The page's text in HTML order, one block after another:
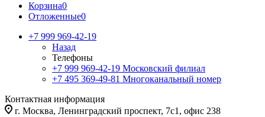
Корзина0
Отложенные0
+7 999 969-42-19
Назад
Телефоны
+7 999 969-42-19 Московский филиал
+7 495 369-49-81 Многоканальный номер
Контактная информация
г. Москва, Ленинградский проспект, 7с1, офис 238